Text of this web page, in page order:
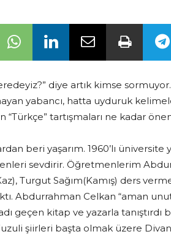
diye artık kimse
yabancı, hatta uyduruk
tartışmaları ne kadar
beri yaşarım. 1960’lı üniversite
sevdirir. Öğretmenlerim
Turgut Sağım(Kamış) ders
Abdurrahman Celkan “aman
geçen kitap ve yazarla tanıştırdı
şiirleri başta olmak üzere Divan